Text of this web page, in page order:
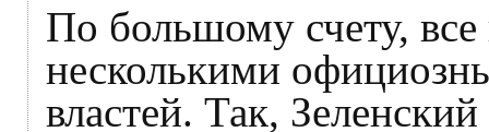
По большому счету, все
несколькими
властей. Так,